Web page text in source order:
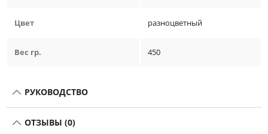
Цвет разноцветный
Вес гр. 450
РУКОВОДСТВО
ОТЗЫВЫ (0)